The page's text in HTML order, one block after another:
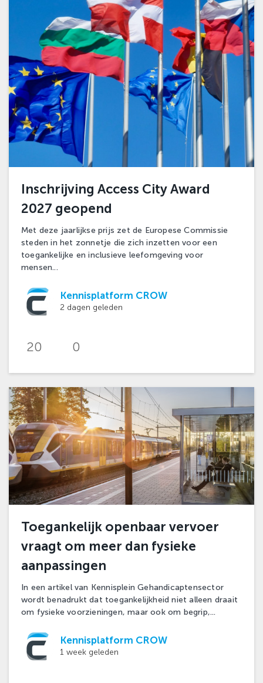
Inschrijving Access City Award
2027 geopend
Met deze jaarlijkse prijs zet de Europese Commissie
steden in het zonnetje die zich inzetten voor een
toegankelijke en inclusieve leefomgeving voor
mensen...
Kennisplatform CROW
2 dagen geleden
20 0
Toegankelijk openbaar vervoer
vraagt om meer dan fysieke
aanpassingen
In een artikel van Kennisplein Gehandicaptensector
wordt benadrukt dat toegankelijkheid niet alleen draait
om fysieke voorzieningen, maar ook om begrip,...
Kennisplatform CROW
1 week geleden